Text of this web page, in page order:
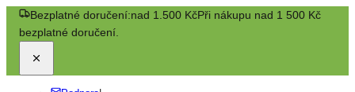
Bezplatné doručení:nad 1.500 KčPři nákupu nad 1 500 Kč
bezplatné doručení.